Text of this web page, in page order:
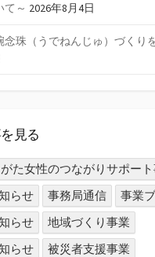
て～ 2026年8月4日
念珠（うでねんじゅ）づくり
見る
た女性のつながりサポー
らせ
事務局通信
事業
らせ
地域づくり事業
らせ
被災者支援事業